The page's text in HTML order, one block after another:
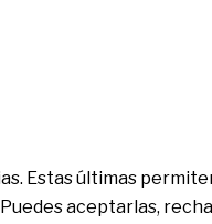
I.R.U.S.
cualquier consulta puedes
Estas últimas
aceptarlas,